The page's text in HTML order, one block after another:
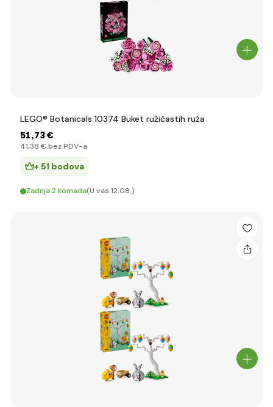
LEGO® Botanicals 10374 Buket ružičastih ruža
51,73 €
41,38 € bez PDV-a
+ 51 bodova
Zadnja 2 komada(U vas 12.08.)